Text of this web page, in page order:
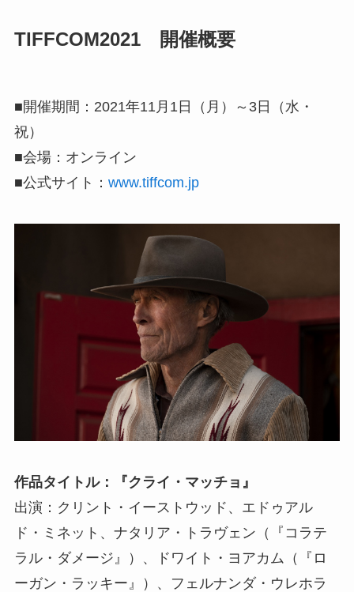
TIFFCOM2021 開催概要
■開催期間：2021年11月1日（月）～3日（水・
祝）
■会場：オンライン
■公式サイト： www.tiffcom.jp
作品タイトル：『クライ・マッチョ』
出演：クリント・イーストウッド、エドゥアル
ド・ミネット、ナタリア・トラヴェン（『コラテ
ラル・ダメージ』）、ドワイト・ヨアカム（『ロ
ーガン・ラッキー』）、フェルナンダ・ウレホラ